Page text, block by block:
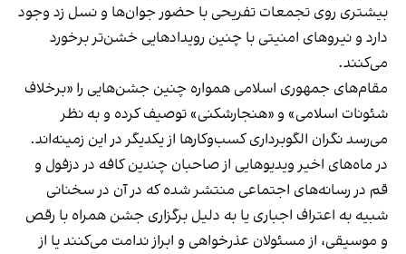
بیشتری روی تجمعات تفریحی با حضور جوان‌ها و نسل زد وجود
دارد و نیروهای امنیتی با چنین رویدادهایی خشن‌تر برخورد
می‌کنند.
مقام‌های جمهوری اسلامی همواره چنین جشن‌هایی را «برخلاف
شئونات اسلامی» و «هنجارشکنی» توصیف کرده و به نظر
می‌رسد نگران الگوبرداری کسب‌وکارها از یکدیگر در این زمینه‌اند.
در ماه‌های اخیر ویدیوهایی از صاحبان چندین کافه در دزفول و
قم در رسانه‌های اجتماعی منتشر شده که در آن در سخنانی
شبیه به اعتراف اجباری یا به دلیل برگزاری جشن همراه با رقص
و موسیقی، از مسئولان عذرخواهی و ابراز ندامت می‌کنند یا از